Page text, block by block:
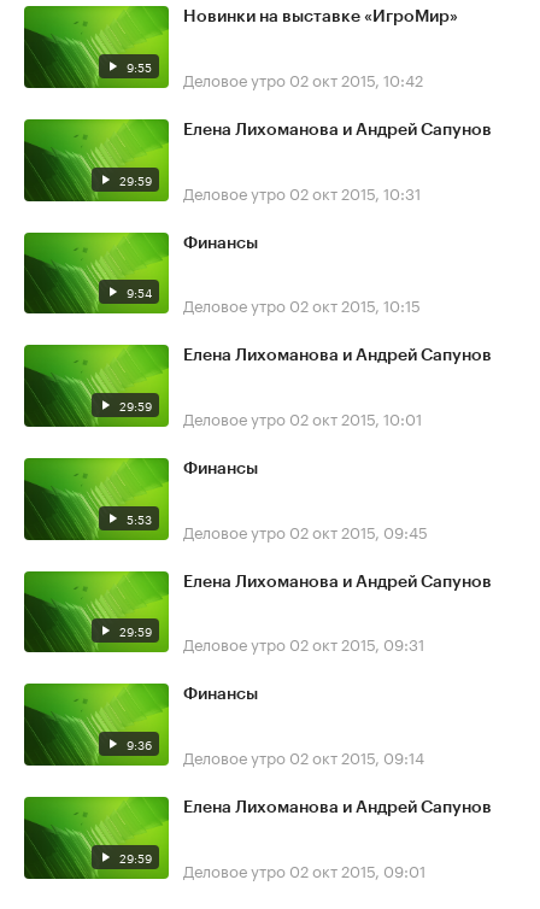
9:55
Новинки на выставке «ИгроМир»
Деловое утро 02 окт 2015, 10:42
29:59
Елена Лихоманова и Андрей Сапунов
Деловое утро 02 окт 2015, 10:31
9:54
Финансы
Деловое утро 02 окт 2015, 10:15
29:59
Елена Лихоманова и Андрей Сапунов
Деловое утро 02 окт 2015, 10:01
5:53
Финансы
Деловое утро 02 окт 2015, 09:45
29:59
Елена Лихоманова и Андрей Сапунов
Деловое утро 02 окт 2015, 09:31
9:36
Финансы
Деловое утро 02 окт 2015, 09:14
29:59
Елена Лихоманова и Андрей Сапунов
Деловое утро 02 окт 2015, 09:01